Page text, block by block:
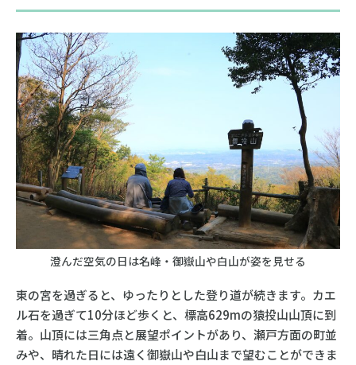
澄んだ空気の日は名峰・御嶽山や白山が姿を見せる
東の宮を過ぎると、ゆったりとした登り道が続きます。カエ
ル石を過ぎて10分ほど歩くと、標高629mの猿投山山頂に到
着。山頂には三角点と展望ポイントがあり、瀬戸方面の町並
みや、晴れた日には遠く御嶽山や白山まで望むことができま